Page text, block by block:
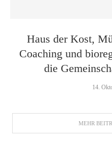
Haus der Kost,
Coaching und
die
14.
MEHR